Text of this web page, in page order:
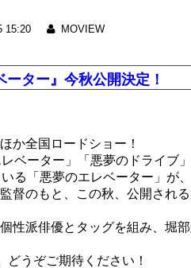
15:20 MOVIEW
ター』今秋公開決定！
か全国ロードショー！
ベーター」「悪夢のドライブ
る「悪夢のエレベーター」が
督のもと、この秋、公開され
性派俳優とタッグを組み、堀
どうぞご期待ください！